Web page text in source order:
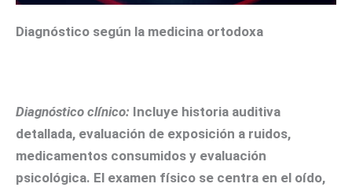
Diagnóstico según la medicina ortodoxa
Diagnóstico clínico: Incluye historia auditiva
detallada, evaluación de exposición a ruidos,
medicamentos consumidos y evaluación
psicológica. El examen físico se centra en el oído,